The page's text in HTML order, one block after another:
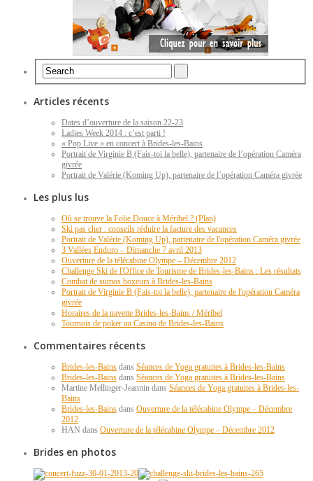
Articles récents
Dates d’ouverture de la saison 22-23
Ladies Week 2014 : c’est parti !
« Pop Live » en concert à Brides-les-Bains
Portrait de Virginie B (Fais-toi la belle), partenaire de l’opération Caméra
givrée
Portrait de Valérie (Koming Up), partenaire de l’opération Caméra givrée
Les plus lus
Où se trouve la Folie Douce à Méribel ? (Plan)
Ski pas cher : conseils réduire la facture des vacances
Portrait de Valérie (Koming Up), partenaire de l'opération Caméra givrée
3 Vallées Enduro – Dimanche 7 avril 2013
Ouverture de la télécabine Olympe – Décembre 2012
Challenge Ski de l'Office de Tourisme de Brides-les-Bains : Les résultats
Combat de sumos boxeurs à Brides-les-Bains
Portrait de Virginie B (Fais-toi la belle), partenaire de l'opération Caméra
givrée
Horaires de la navette Brides-les-Bains / Méribel
Tournois de poker au Casino de Brides-les-Bains
Commentaires récents
Brides-les-Bains dans Séances de Yoga gratuites à Brides-les-Bains
Brides-les-Bains dans Séances de Yoga gratuites à Brides-les-Bains
Martine Mellinger-Jeannin dans Séances de Yoga gratuites à Brides-les-
Bains
Brides-les-Bains dans Ouverture de la télécabine Olympe – Décembre
2012
HAN dans Ouverture de la télécabine Olympe – Décembre 2012
Brides en photos